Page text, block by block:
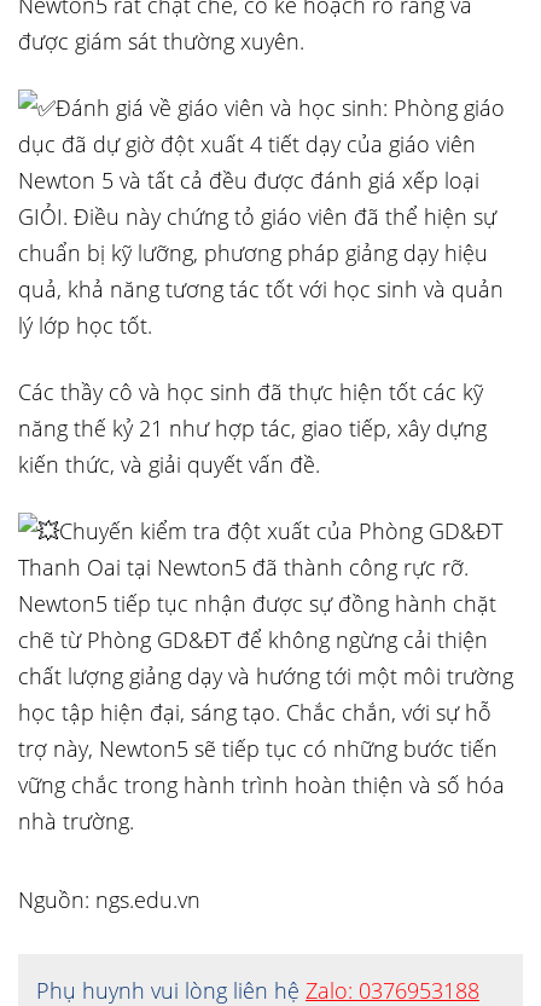
được giám sát thường xuyên.
Đánh giá về giáo viên và học sinh: Phòng giáo
dục đã dự giờ đột xuất 4 tiết dạy của giáo viên
Newton 5 và tất cả đều được đánh giá xếp loại
GIỎI. Điều này chứng tỏ giáo viên đã thể hiện sự
chuẩn bị kỹ lưỡng, phương pháp giảng dạy hiệu
quả, khả năng tương tác tốt với học sinh và quản
lý lớp học tốt.
Các thầy cô và học sinh đã thực hiện tốt các kỹ
năng thế kỷ 21 như hợp tác, giao tiếp, xây dựng
kiến thức, và giải quyết vấn đề.
Chuyến kiểm tra đột xuất của Phòng GD&ĐT
Thanh Oai tại Newton5 đã thành công rực rỡ.
Newton5 tiếp tục nhận được sự đồng hành chặt
chẽ từ Phòng GD&ĐT để không ngừng cải thiện
chất lượng giảng dạy và hướng tới một môi trường
học tập hiện đại, sáng tạo. Chắc chắn, với sự hỗ
trợ này, Newton5 sẽ tiếp tục có những bước tiến
vững chắc trong hành trình hoàn thiện và số hóa
nhà trường.
Nguồn: ngs.edu.vn
Phụ huynh vui lòng liên hệ Zalo: 0376953188